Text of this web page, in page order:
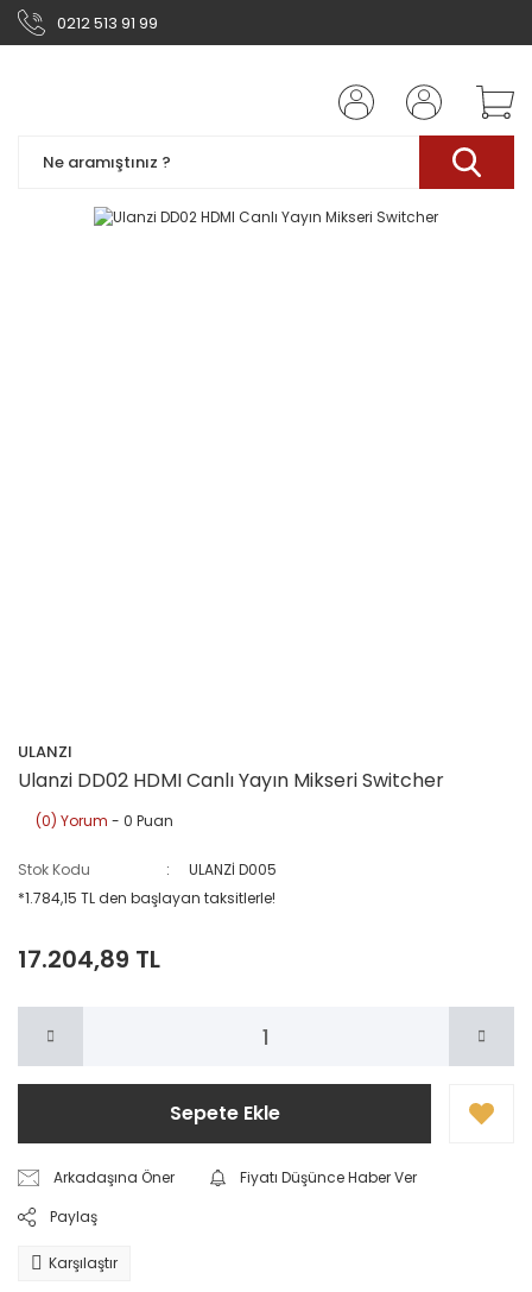
0212 513 91 99
ULANZI
Ulanzi DD02 HDMI Canlı Yayın Mikseri Switcher
(0) Yorum - 0 Puan
Stok Kodu
ULANZİ D005
*1.784,15 TL den başlayan taksitlerle!
17.204,89 TL
Sepete Ekle
Arkadaşına Öner
Fiyatı Düşünce Haber Ver
Paylaş
Karşılaştır